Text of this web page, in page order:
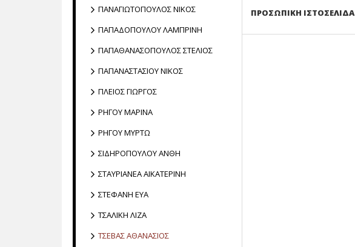
ΠΡΟΣΩΠΙΚΗ ΙΣΤΟΣΕΛΙΔΑ
ΠΑΝΑΓΙΩΤΟΠΟΥΛΟΣ ΝΙΚΟΣ
ΠΑΠΑΔΟΠΟΥΛΟΥ ΛΑΜΠΡΙΝΗ
ΠΑΠΑΘΑΝΑΣΟΠΟΥΛΟΣ ΣΤΕΛΙΟΣ
ΠΑΠΑΝΑΣΤΑΣΙΟΥ ΝΙΚΟΣ
ΠΛΕΙΟΣ ΓΙΩΡΓΟΣ
ΡΗΓΟΥ ΜΑΡΙΝΑ
ΡΗΓΟΥ ΜΥΡΤΩ
ΣΙΔΗΡΟΠΟΥΛΟΥ ΑΝΘΗ
ΣΤΑΥΡΙΑΝΕΑ ΑΙΚΑΤΕΡΙΝΗ
ΣΤΕΦΑΝΗ ΕΥΑ
ΤΣΑΛΙΚΗ ΛΙΖΑ
ΤΣΕΒΑΣ ΑΘΑΝΑΣΙΟΣ